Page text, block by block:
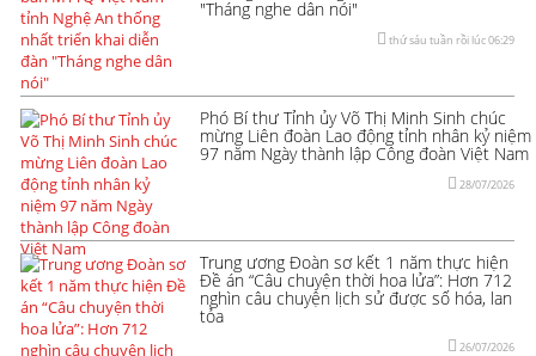
"Tháng nghe dân nói"
thứ sáu tuần rồi lúc 06:29
Phó Bí thư Tỉnh ủy Võ Thị Minh Sinh chúc
mừng Liên đoàn Lao động tỉnh nhân kỷ niệm
97 năm Ngày thành lập Công đoàn Việt Nam
28/07/2026
Trung ương Đoàn sơ kết 1 năm thực hiện
Đề án “Câu chuyện thời hoa lửa”: Hơn 712
nghìn câu chuyện lịch sử được số hóa, lan
tỏa
26/07/2026